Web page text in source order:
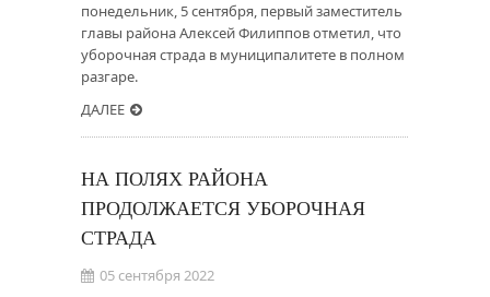
понедельник, 5 сентября, первый заместитель
главы района Алексей Филиппов отметил, что
уборочная страда в муниципалитете в полном
разгаре.
ДАЛЕЕ
НА ПОЛЯХ РАЙОНА
ПРОДОЛЖАЕТСЯ УБОРОЧНАЯ
СТРАДА
05 сентября 2022